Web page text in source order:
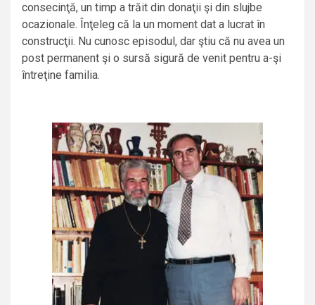
consecinţă, un timp a trăit din donaţii şi din slujbe
ocazionale. Înţeleg că la un moment dat a lucrat în
construcţii. Nu cunosc episodul, dar ştiu că nu avea un
post permanent şi o sursă sigură de venit pentru a-şi
întreţine familia.